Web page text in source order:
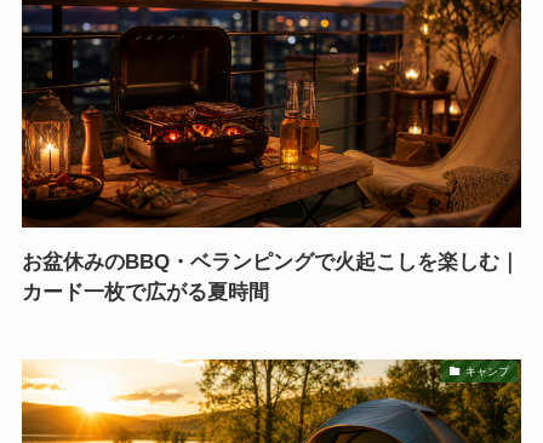
お盆休みのBBQ・ベランピングで火起こしを楽しむ｜
カード一枚で広がる夏時間
キャンプ